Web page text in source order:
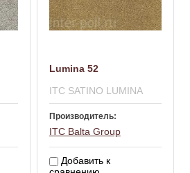
Lumina 52
ITC SATINO LUMINA
Производитель:
ITC Balta Group
Добавить к